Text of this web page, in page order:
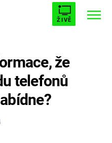
ŽIVĚ
5
že
telefonů